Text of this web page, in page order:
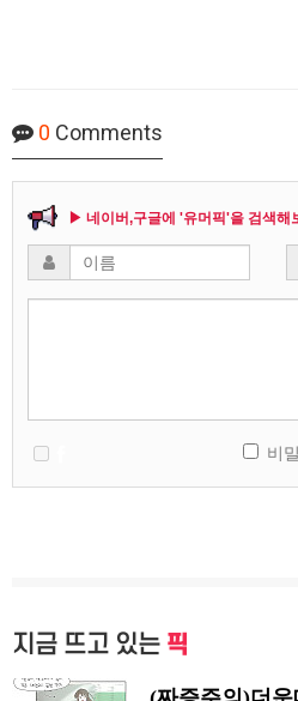
0 Comments
▶ 네이버,구글에 '유머픽'을 검색해
비
지금 뜨고 있는 픽